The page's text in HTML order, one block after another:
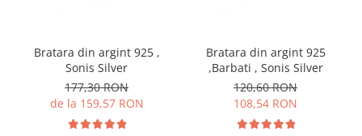
Bratara din argint 925 ,
Sonis Silver
177,30 RON
de la 159,57 RON
Bratara din argint 925
,Barbati , Sonis Silver
120,60 RON
108,54 RON